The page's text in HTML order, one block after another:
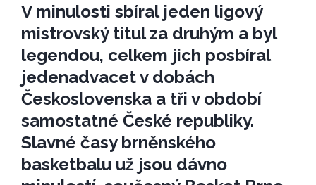
V minulosti sbíral jeden ligový
mistrovský titul za druhým a byl
legendou, celkem jich posbíral
jedenadvacet v dobách
Československa a tři v období
samostatné České republiky.
Slavné časy brněnského
basketbalu už jsou dávno